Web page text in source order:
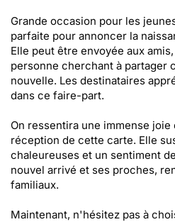
Grande occasion pour les
parfaite pour annoncer la
Elle peut être envoyée aux
personne cherchant à partager
nouvelle. Les destinataires
dans ce faire-part.
On ressentira une immense
réception de cette carte. Elle
chaleureuses et un sentiment
nouvel arrivé et ses proches,
familiaux.
Maintenant, n'hésitez pas à